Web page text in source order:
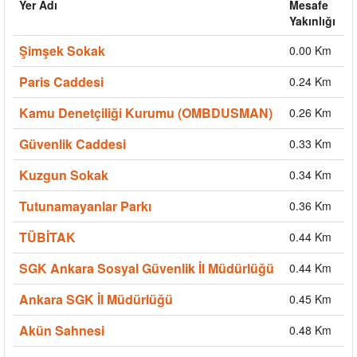
Yer Adı
Mesafe
Yakınlığı
Şimşek Sokak 0.00 Km
Paris Caddesi 0.24 Km
Kamu Denetçiliği Kurumu (OMBDUSMAN) 0.26 Km
Güvenlik Caddesi 0.33 Km
Kuzgun Sokak 0.34 Km
Tutunamayanlar Parkı 0.36 Km
TÜBİTAK 0.44 Km
SGK Ankara Sosyal Güvenlik İl Müdürlüğü 0.44 Km
Ankara SGK İl Müdürlüğü 0.45 Km
Akün Sahnesi 0.48 Km